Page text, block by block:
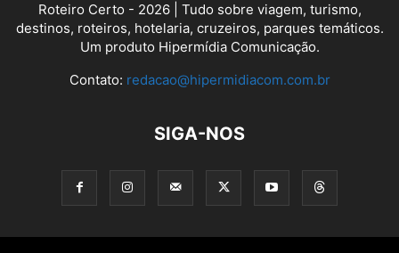
Roteiro Certo - 2026 | Tudo sobre viagem, turismo,
destinos, roteiros, hotelaria, cruzeiros, parques temáticos.
Um produto Hipermídia Comunicação.
Contato: redacao@hipermidiacom.com.br
SIGA-NOS